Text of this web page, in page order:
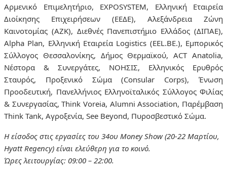
Αρμενικό Επιμελητήριο, EXPOSYSTEM, Ελληνική Εταιρεία
Διοίκησης Επιχειρήσεων (ΕΕΔΕ), Αλεξάνδρεια Ζώνη
Καινοτομίας (ΑΖΚ), Διεθνές Πανεπιστήμιο Ελλάδος (ΔΙΠΑΕ),
Alpha Plan, Ελληνική Εταιρεία Logistics (EEL.BE.), Εμπορικός
Σύλλογος Θεσσαλονίκης, Δήμος Θερμαϊκού, ACT Anatolia,
Νέστορα & Συνεργάτες, ΝΟΗΣΙΣ, Ελληνικός Ερυθρός
Σταυρός, Προξενικό Σώμα (Consular Corps), Ένωση
Προοδευτική, Πανελλήνιος Ελληνοϊταλικός Σύλλογος Φιλίας
& Συνεργασίας, Think Voreia, Alumni Association, Παρέμβαση
Think Tank, Αγροξενία, See Beyond, Πυροσβεστικό Σώμα.
Η είσοδος στις εργασίες του 34ου Money Show (20-22 Μαρτίου,
Hyatt Regency) είναι ελεύθερη για το κοινό.
Ώρες λειτουργίας: 09:00 – 22:00.